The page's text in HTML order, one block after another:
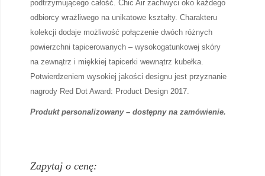
podtrzymującego całość. Chic Air zachwyci oko każdego
odbiorcy wrażliwego na unikatowe kształty. Charakteru
kolekcji dodaje możliwość połączenie dwóch różnych
powierzchni tapicerowanych – wysokogatunkowej skóry
na zewnątrz i miękkiej tapicerki wewnątrz kubełka.
Potwierdzeniem wysokiej jakości designu jest przyznanie
nagrody Red Dot Award: Product Design 2017.
Produkt personalizowany – dostępny na zamówienie.
Zapytaj o cenę: